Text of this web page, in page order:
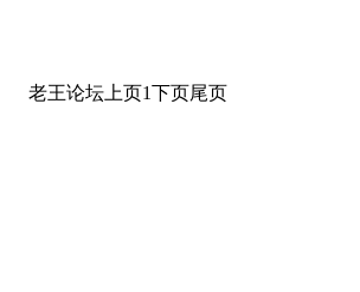
老王论坛 上页1下页尾页